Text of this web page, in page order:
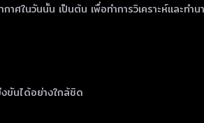
ในวันนั้น เป็นต้น เพื่อทำการวิเคราะห์และทำ
ขันได้อย่างใกล้ชิด